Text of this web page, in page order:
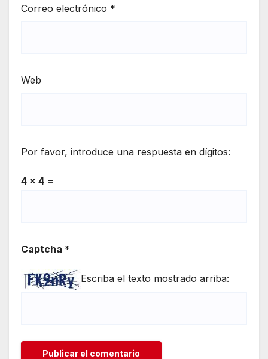
Correo electrónico *
Web
Por favor, introduce una respuesta en dígitos:
4 × 4 =
Captcha *
Escriba el texto mostrado arriba: